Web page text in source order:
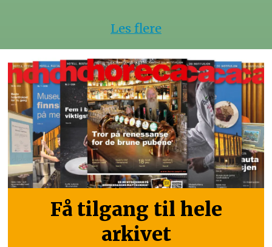
Les flere
Få tilgang til hele
arkivet